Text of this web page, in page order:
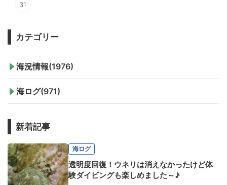
31
カテゴリー
海況情報(1976)
海ログ(971)
新着記事
海ログ
透明度回復！ウネリは消えなかったけど体
験ダイビングも楽しめました～♪